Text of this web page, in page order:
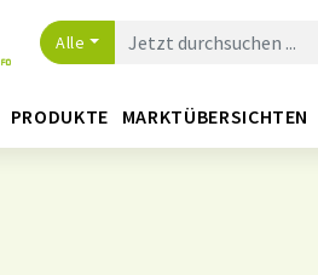
Alle
PRODUKTE MARKTÜBERSICHTEN